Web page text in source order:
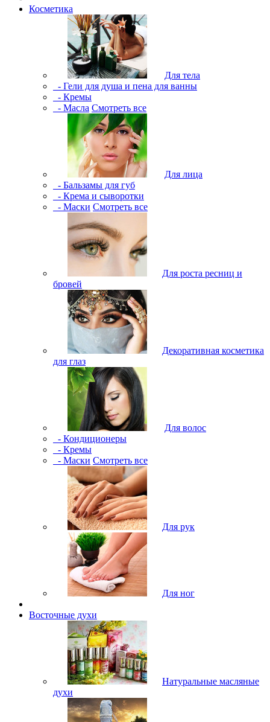
Косметика
Для тела
- Гели для душа и пена для ванны
- Кремы
- Масла Смотреть все
Для лица
- Бальзамы для губ
- Крема и сыворотки
- Маски Смотреть все
Для роста ресниц и
бровей
Декоративная косметика
для глаз
Для волос
- Кондиционеры
- Кремы
- Маски Смотреть все
Для рук
Для ног
Восточные духи
Натуральные масляные
духи